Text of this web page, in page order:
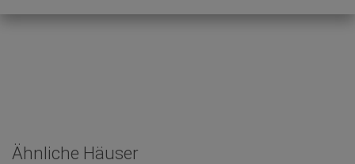
Ähnliche Häuser